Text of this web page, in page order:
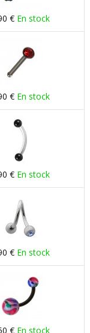
€ En stock
€ En stock
€ En stock
€ En stock
€ En stock